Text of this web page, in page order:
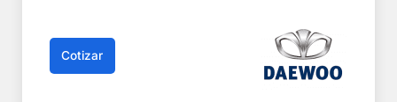
Cotizar